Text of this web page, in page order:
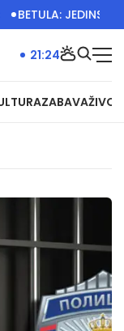
JEDINSTVENA
ZABAVAŽIVOT
21:24